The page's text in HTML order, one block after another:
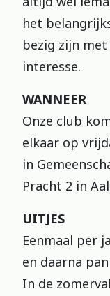
het
bezig zijn
interesse.
WANNEER
Onze club
elkaar op
in
Pracht 2 in
UITJES
Eenmaal per
en daarna
In de